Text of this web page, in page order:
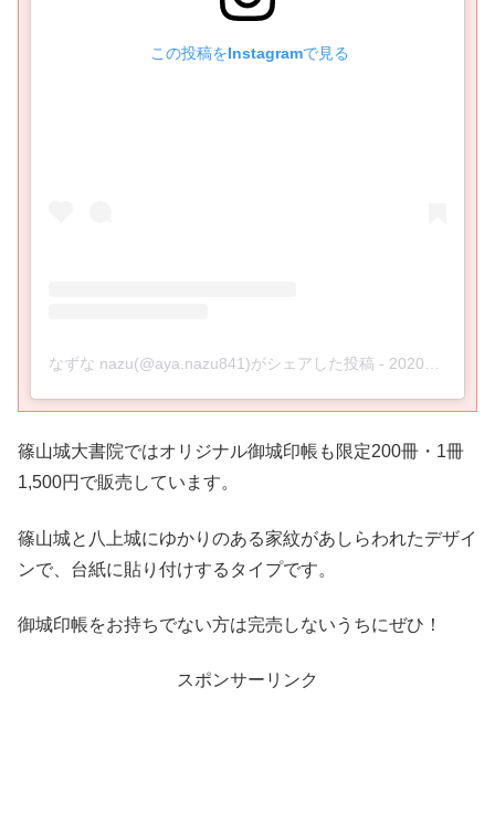
この投稿をInstagramで見る
なずな nazu(@aya.nazu841)がシェアした投稿 - 2020年 4月月2日午前4時54分PDT
篠山城大書院ではオリジナル御城印帳も限定200冊・1冊
1,500円で販売しています。
篠山城と八上城にゆかりのある家紋があしらわれたデザイ
ンで、台紙に貼り付けするタイプです。
御城印帳をお持ちでない方は完売しないうちにぜひ！
スポンサーリンク